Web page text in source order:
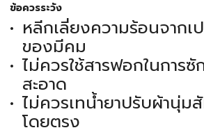
ข้อควรระวัง
หลีกเลี่ยงความร้อนจากเ
ของมีคม
ไม่ควรใช้สารฟอกในการซั
สะอาด
ไม่ควรเทน้ำยาปรับผ้านุ่ม
โดยตรง